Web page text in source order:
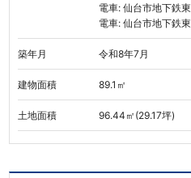
電車: 仙台市地下鉄
電車: 仙台市地下鉄
築年月 令和8年7月
建物面積 89.1㎡
土地面積 96.44㎡(29.17坪)